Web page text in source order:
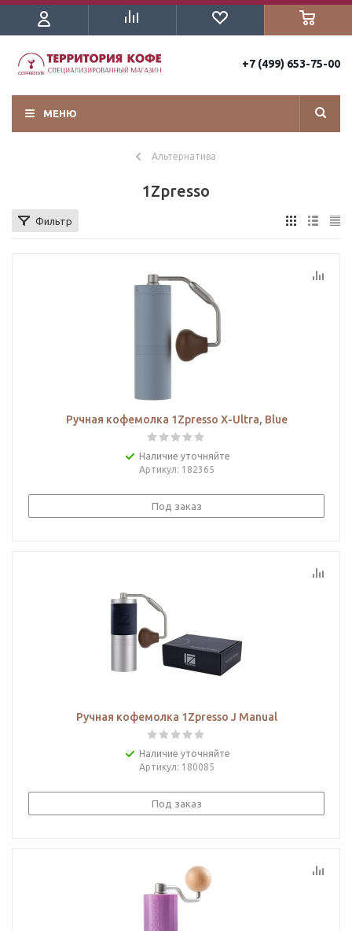
+7 (499) 653-75-00
МЕНЮ
Альтернатива
1Zpresso
Фильтр
Ручная кофемолка 1Zpresso X-Ultra, Blue
Наличие уточняйте
Артикул: 182365
Под заказ
Ручная кофемолка 1Zpresso J Manual
Наличие уточняйте
Артикул: 180085
Под заказ